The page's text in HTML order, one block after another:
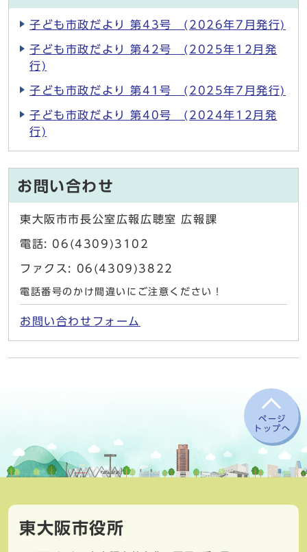
子ども市政だより 第43号 (2026年7月発行)
子ども市政だより 第42号 (2025年12月発
行)
子ども市政だより 第41号 (2025年7月発行)
子ども市政だより 第40号 (2024年12月発
行)
お問い合わせ
東大阪市市長公室広報広聴室 広報課
電話: 06(4309)3102
ファクス: 06(4309)3822
電話番号のかけ間違いにご注意ください！
お問い合わせフォーム
ページ
トップへ
東大阪市役所